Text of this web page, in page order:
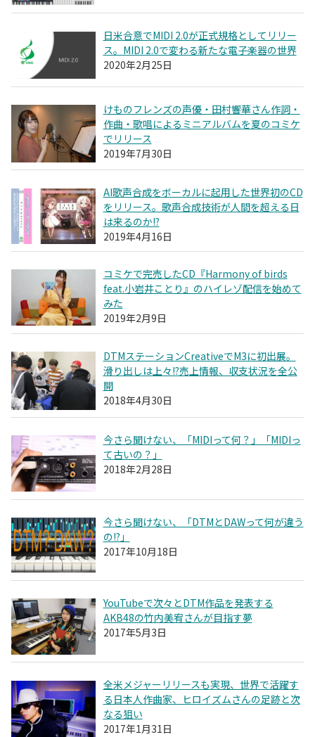
日米合意でMIDI 2.0が正式規格としてリリー
ス。MIDI 2.0で変わる新たな電子楽器の世界
2020年2月25日
けものフレンズの声優・田村響華さん作詞・
作曲・歌唱によるミニアルバムを夏のコミケ
でリリース
2019年7月30日
AI歌声合成をボーカルに起用した世界初のCD
をリリース。歌声合成技術が人間を超える日
は来るのか!?
2019年4月16日
コミケで完売したCD『Harmony of birds
feat.小岩井ことり』のハイレゾ配信を始めて
みた
2019年2月9日
DTMステーションCreativeでM3に初出展。
滑り出しは上々!?売上情報、収支状況を全公
開
2018年4月30日
今さら聞けない、「MIDIって何？」「MIDIっ
て古いの？」
2018年2月28日
今さら聞けない、「DTMとDAWって何が違う
の!?」
2017年10月18日
YouTubeで次々とDTM作品を発表する
AKB48の竹内美宥さんが目指す夢
2017年5月3日
全米メジャーリリースも実現、世界で活躍す
る日本人作曲家、ヒロイズムさんの足跡と次
なる狙い
2017年1月31日